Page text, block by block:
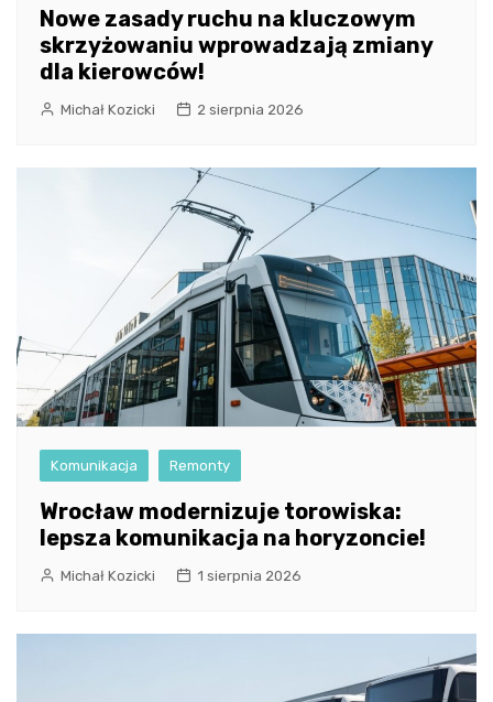
Nowe zasady ruchu na kluczowym
skrzyżowaniu wprowadzają zmiany
dla kierowców!
Michał Kozicki 2 sierpnia 2026
Komunikacja Remonty
Wrocław modernizuje torowiska:
lepsza komunikacja na horyzoncie!
Michał Kozicki 1 sierpnia 2026